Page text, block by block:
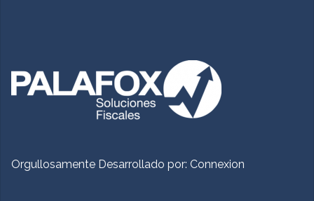
Orgullosamente Desarrollado por: Connexion